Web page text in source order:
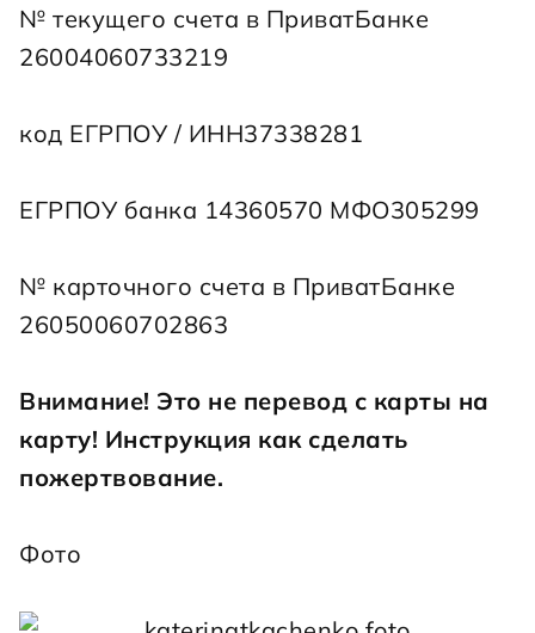
№ текущего счета в ПриватБанке
26004060733219
код ЕГРПОУ / ИНН37338281
ЕГРПОУ банка 14360570 МФО305299
№ карточного счета в ПриватБанке
26050060702863
Внимание! Это не перевод с карты на
карту! Инструкция как сделать
пожертвование.
Фото